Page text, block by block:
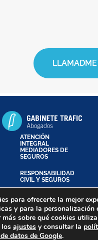
ATENCIÓN
INTEGRAL
MEDIADORES DE
SEGUROS
RESPONSABILIDAD
CIVIL Y SEGUROS
de Privacidad
Política
Declaración de Accesibilidad
para ofrecerte la mejor
y para la personalización
más sobre qué cookies
los ajustes y consultar la
datos de Google.